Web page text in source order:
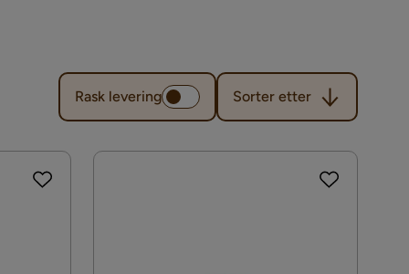
Rask levering
Sorter etter
Sorter etter